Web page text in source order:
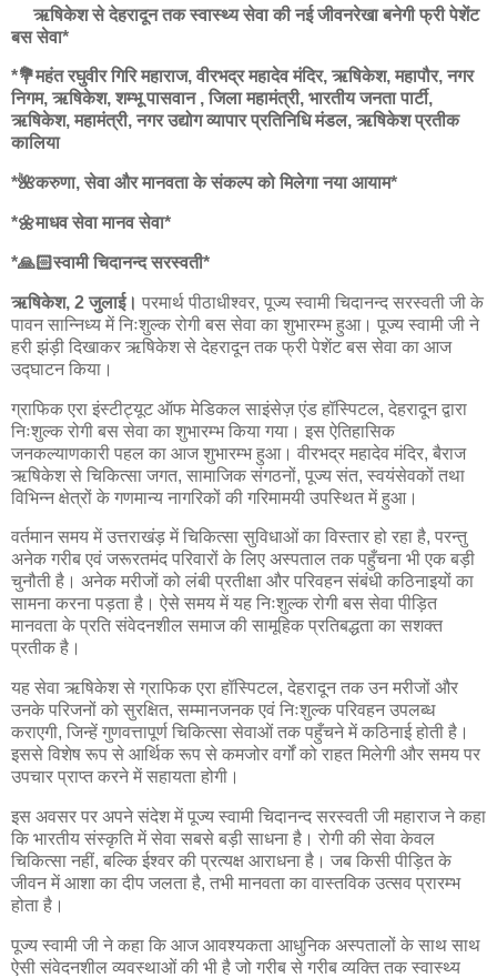
ऋषिकेश से देहरादून तक स्वास्थ्य सेवा की नई जीवनरेखा बनेगी फ्री पेशेंट
बस सेवा*
*💐महंत रघुवीर गिरि महाराज, वीरभद्र महादेव मंदिर, ऋषिकेश, महापौर, नगर
निगम, ऋषिकेश, शम्भू पासवान , जिला महामंत्री, भारतीय जनता पार्टी,
ऋषिकेश, महामंत्री, नगर उद्योग व्यापार प्रतिनिधि मंडल, ऋषिकेश प्रतीक
कालिया
*🌺करुणा, सेवा और मानवता के संकल्प को मिलेगा नया आयाम*
*🌼माधव सेवा मानव सेवा*
*🙏🏻स्वामी चिदानन्द सरस्वती*
ऋषिकेश, 2 जुलाई। परमार्थ पीठाधीश्वर, पूज्य स्वामी चिदानन्द सरस्वती जी के
पावन सान्निध्य में निःशुल्क रोगी बस सेवा का शुभारम्भ हुआ। पूज्य स्वामी जी ने
हरी झंड़ी दिखाकर ऋषिकेश से देहरादून तक फ्री पेशेंट बस सेवा का आज
उद्घाटन किया।
ग्राफिक एरा इंस्टीट्यूट ऑफ मेडिकल साइंसेज़ एंड हॉस्पिटल, देहरादून द्वारा
निःशुल्क रोगी बस सेवा का शुभारम्भ किया गया। इस ऐतिहासिक
जनकल्याणकारी पहल का आज शुभारम्भ हुआ। वीरभद्र महादेव मंदिर, बैराज
ऋषिकेश से चिकित्सा जगत, सामाजिक संगठनों, पूज्य संत, स्वयंसेवकों तथा
विभिन्न क्षेत्रों के गणमान्य नागरिकों की गरिमामयी उपस्थित में हुआ।
वर्तमान समय में उत्तराखंड़ में चिकित्सा सुविधाओं का विस्तार हो रहा है, परन्तु
अनेक गरीब एवं जरूरतमंद परिवारों के लिए अस्पताल तक पहुँचना भी एक बड़ी
चुनौती है। अनेक मरीजों को लंबी प्रतीक्षा और परिवहन संबंधी कठिनाइयों का
सामना करना पड़ता है। ऐसे समय में यह निःशुल्क रोगी बस सेवा पीड़ित
मानवता के प्रति संवेदनशील समाज की सामूहिक प्रतिबद्धता का सशक्त
प्रतीक है।
यह सेवा ऋषिकेश से ग्राफिक एरा हॉस्पिटल, देहरादून तक उन मरीजों और
उनके परिजनों को सुरक्षित, सम्मानजनक एवं निःशुल्क परिवहन उपलब्ध
कराएगी, जिन्हें गुणवत्तापूर्ण चिकित्सा सेवाओं तक पहुँचने में कठिनाई होती है।
इससे विशेष रूप से आर्थिक रूप से कमजोर वर्गों को राहत मिलेगी और समय पर
उपचार प्राप्त करने में सहायता होगी।
इस अवसर पर अपने संदेश में पूज्य स्वामी चिदानन्द सरस्वती जी महाराज ने कहा
कि भारतीय संस्कृति में सेवा सबसे बड़ी साधना है। रोगी की सेवा केवल
चिकित्सा नहीं, बल्कि ईश्वर की प्रत्यक्ष आराधना है। जब किसी पीड़ित के
जीवन में आशा का दीप जलता है, तभी मानवता का वास्तविक उत्सव प्रारम्भ
होता है।
पूज्य स्वामी जी ने कहा कि आज आवश्यकता आधुनिक अस्पतालों के साथ साथ
ऐसी संवेदनशील व्यवस्थाओं की भी है जो गरीब से गरीब व्यक्ति तक स्वास्थ्य